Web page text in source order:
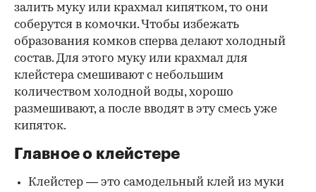
залить муку или крахмал кипятком, то они
соберутся в комочки. Чтобы избежать
образования комков сперва делают холодный
состав. Для этого муку или крахмал для
клейстера смешивают с небольшим
количеством холодной воды, хорошо
размешивают, а после вводят в эту смесь уже
кипяток.
Главное о клейстере
Клейстер — это самодельный клей из муки